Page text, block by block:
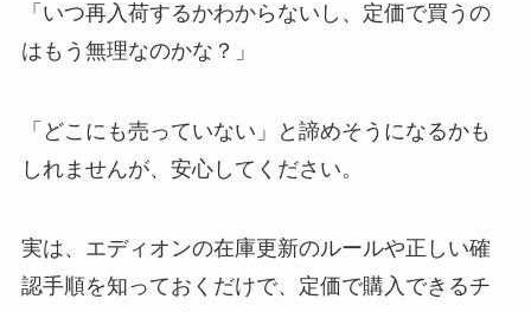
「いつ再入荷するかわからないし、定価で買うの
はもう無理なのかな？」
「どこにも売っていない」と諦めそうになるかも
しれませんが、安心してください。
実は、エディオンの在庫更新のルールや正しい確
認手順を知っておくだけで、定価で購入できるチ